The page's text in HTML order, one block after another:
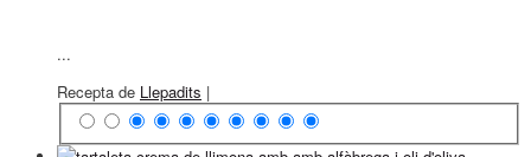
...
Recepta de Llepadits |